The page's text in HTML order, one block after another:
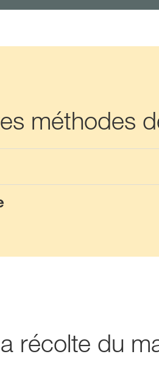
méthodes
récolte du